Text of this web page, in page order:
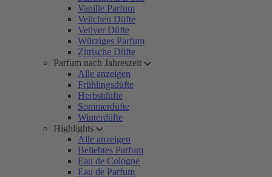
Vanille Parfum
Veilchen Düfte
Vetiver Düfte
Würziges Parfum
Zitrische Düfte
Parfum nach Jahreszeit
Alle anzeigen
Frühlingsdüfte
Herbstdüfte
Sommerdüfte
Winterdüfte
Highlights
Alle anzeigen
Beliebtes Parfum
Eau de Cologne
Eau de Parfum